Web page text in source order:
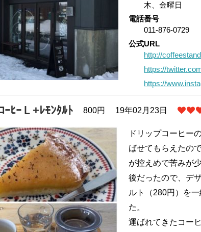
木、金曜日
電話番号
011-876-0729
公式URL
http://
https://
ｰﾋｰＬ+ﾚﾓﾝﾀﾙﾄ 800円 19年02月23日
ドリップコーヒー
ばせてもらえたの
が控えめで苦みが
後だったので、デ
ルト（280円）を
た。
運ばれてきたコー